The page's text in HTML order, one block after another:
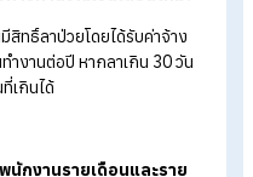
อไฟล์สูญหาย การเปลี่ยนมาใช้
นอีกทางเลือกที่ช่วยให้การทำงา